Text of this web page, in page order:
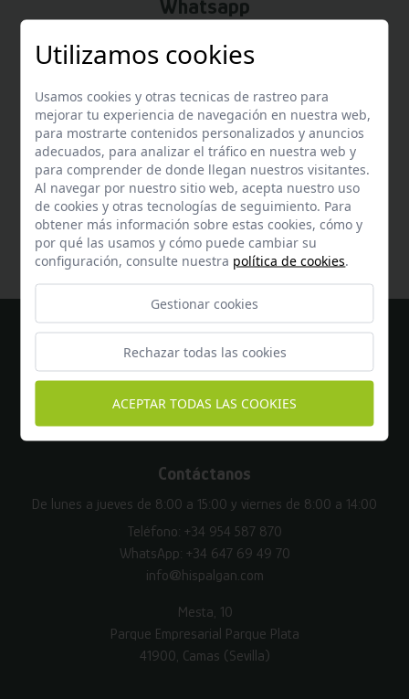
Whatsapp
+34 647 69 49 70
Ayuda
Encuentra respuesta a todas tus dudasaquí
Contáctanos
De lunes a jueves de 8:00 a 15:00 y viernes de 8:00 a 14:00
Teléfono: +34 954 587 870
WhatsApp: +34 647 69 49 70
info@hispalgan.com
Mesta, 10
Parque Empresarial Parque Plata
41900, Camas (Sevilla)
Utilizamos cookies
Usamos cookies y otras tecnicas de rastreo para
mejorar tu experiencia de navegación en nuestra web,
para mostrarte contenidos personalizados y anuncios
adecuados, para analizar el tráfico en nuestra web y
para comprender de donde llegan nuestros visitantes.
Al navegar por nuestro sitio web, acepta nuestro uso
de cookies y otras tecnologías de seguimiento. Para
obtener más información sobre estas cookies, cómo y
por qué las usamos y cómo puede cambiar su
configuración, consulte nuestra política de cookies.
Gestionar cookies
Rechazar todas las cookies
ACEPTAR TODAS LAS COOKIES